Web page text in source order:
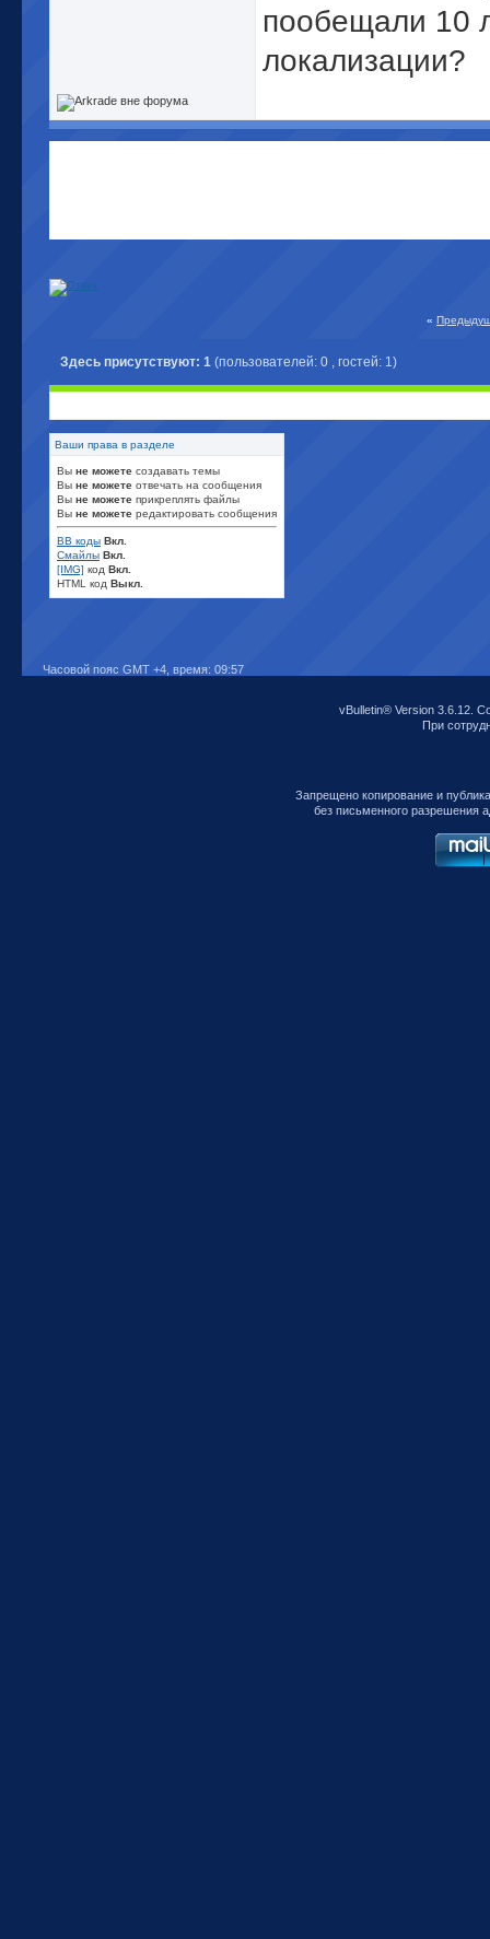
пообещали 10
локализации?
«
Здесь присутствуют: 1 (пользователей: 0 , гостей: 1)
Ваши права в разделе
Вы не можете создавать темы
Вы не можете отвечать на сообщения
Вы не можете прикреплять файлы
Вы не можете редактировать сообщения
BB коды Вкл.
Смайлы Вкл.
[IMG] код Вкл.
HTML код Выкл.
Часовой пояс GMT +4, время: 09:57
vBulletin® Version 3.6.12.
При
Запрещено копирование и
без письменного разрешения